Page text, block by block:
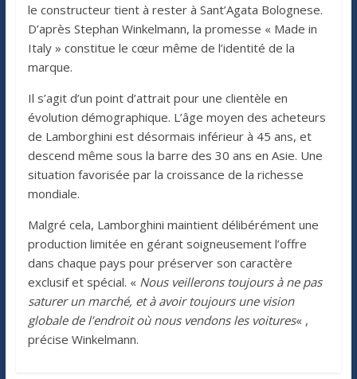
le constructeur tient à rester à Sant’Agata Bolognese.
D’après Stephan Winkelmann, la promesse « Made in
Italy » constitue le cœur même de l’identité de la
marque.
Il s’agit d’un point d’attrait pour une clientèle en
évolution démographique. L’âge moyen des acheteurs
de Lamborghini est désormais inférieur à 45 ans, et
descend même sous la barre des 30 ans en Asie. Une
situation favorisée par la croissance de la richesse
mondiale.
Malgré cela, Lamborghini maintient délibérément une
production limitée en gérant soigneusement l’offre
dans chaque pays pour préserver son caractère
exclusif et spécial. « Nous veillerons toujours à ne pas
saturer un marché, et à avoir toujours une vision
globale de l’endroit où nous vendons les voitures« ,
précise Winkelmann.